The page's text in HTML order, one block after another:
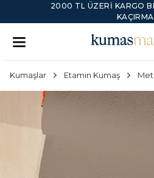
2000 TL ÜZERI KARGO
Kumaşlar Etamin Kumaş